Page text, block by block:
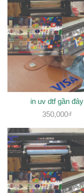
in uv dtf gần đây
350,000₫